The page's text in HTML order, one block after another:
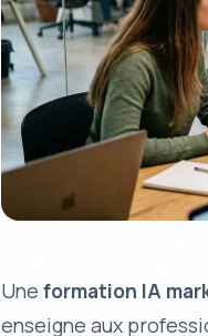
Uneformation IA
enseigne aux